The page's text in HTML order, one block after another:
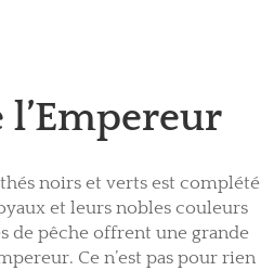
l’Empereur
noirs et verts est complété
et leurs nobles couleurs
de pêche offrent une grande
Ce n’est pas pour rien